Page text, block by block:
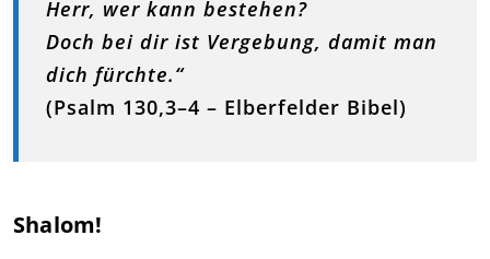
Herr, wer kann bestehen?
Doch bei dir ist Vergebung, damit man
dich fürchte.“
(Psalm 130,3–4 – Elberfelder Bibel)
Shalom!